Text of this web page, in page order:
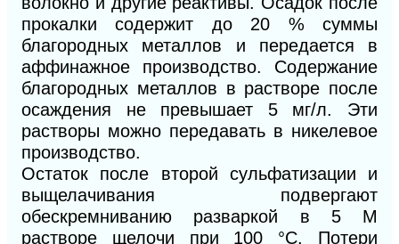
прокалки содержит до 20 % суммы
благородных металлов и передается в
аффинажное производство. Содержание
благородных металлов в растворе после
осаждения не превышает 5 мг/л. Эти
растворы можно передавать в никелевое
производство.
Остаток после второй сульфатизации и
выщелачивания подвергают
обескремниванию разваркой в 5 М
растворе щелочи при 100 °С. Потери